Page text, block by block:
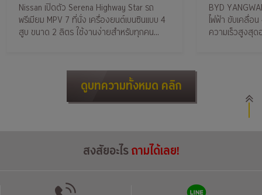
คอนเซ็ปต์ Big. Easy. Fun.
ในราคา 1,469,000 บาท
POWER จะตามมาแน่ๆ ในปี
Nissan เปิดตัว Serena Highway Star รถ
พรีเมียม MPV 7 ที่นั่ง เครื่องยนต์เบนซินแบบ 4
สูบ ขนาด 2 ลิตร ใช้งานง่ายสำหรับทุกคน
กำลังมา
BYD
ไฟฟ้า ขับเคลื่อ
ความเร็วสูงสุ
ดูบทความทั้งหมด คลิก
สงสัยอะไรถามได้เลย!